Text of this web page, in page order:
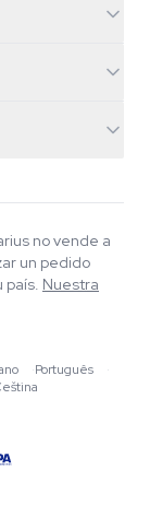
no vende a
un pedido
país. Nuestra
·Português
·